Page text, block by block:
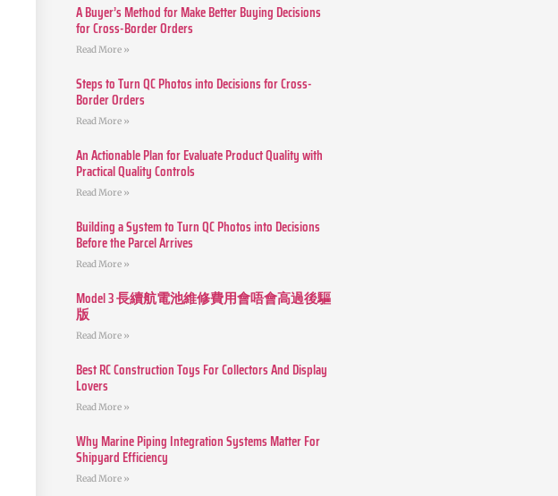
A Buyer’s Method for Make Better Buying Decisions
for Cross-Border Orders
Read More »
Steps to Turn QC Photos into Decisions for Cross-
Border Orders
Read More »
An Actionable Plan for Evaluate Product Quality with
Practical Quality Controls
Read More »
Building a System to Turn QC Photos into Decisions
Before the Parcel Arrives
Read More »
Model 3 長續航電池維修費用會唔會高過後驅
版
Read More »
Best RC Construction Toys For Collectors And Display
Lovers
Read More »
Why Marine Piping Integration Systems Matter For
Shipyard Efficiency
Read More »